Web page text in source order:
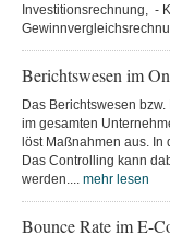
Investitionsrechnung, -
Berichtswesen im
Das Berichtswesen
im gesamten
löst Maßnahmen aus.
Das Controlling kann
werden.... mehr lesen
Bounce Rate im E-